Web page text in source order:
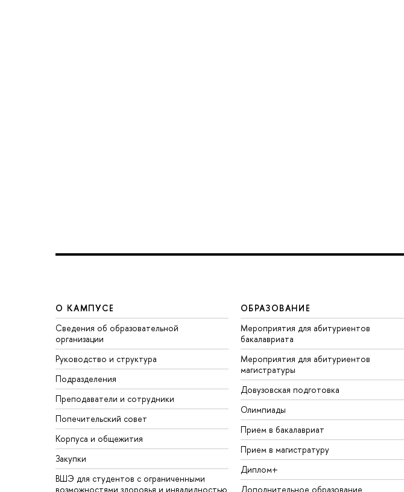
О КАМПУСЕ
Сведения об образовательной
организации
Руководство и структура
Подразделения
Преподаватели и сотрудники
Попечительский совет
Корпуса и общежития
Закупки
ВШЭ для студентов с ограниченными
возможностями здоровья и инвалидностью
ОБРАЗОВАНИЕ
Мероприятия для абитуриентов
бакалавриата
Мероприятия для абитуриентов
магистратуры
Довузовская подготовка
Олимпиады
Прием в бакалавриат
Прием в магистратуру
Диплом+
Дополнительное образование